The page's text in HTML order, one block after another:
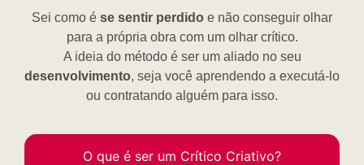
Sei como é se sentir perdido e não conseguir olhar
para a própria obra com um olhar crítico.
A ideia do método é ser um aliado no seu
desenvolvimento, seja você aprendendo a executá-lo
ou contratando alguém para isso.
O que é ser um Crítico Criativo?